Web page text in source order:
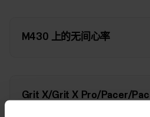
M430 上的无间心率
Grit X/Grit X Pro/Pacer/
M/Vantage M2/Vantage V/